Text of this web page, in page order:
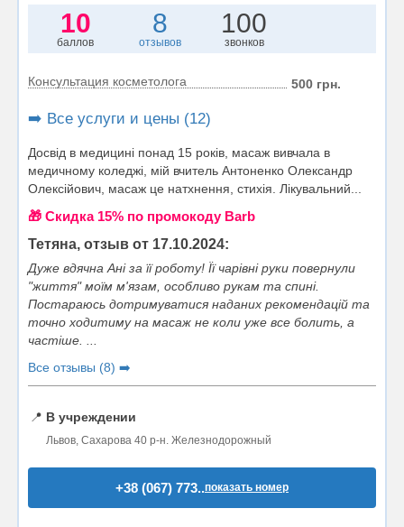
10
баллов
8
отзывов
100
звонков
Консультация косметолога 500 грн.
➡️ Все услуги и цены (12)
Досвід в медицині понад 15 років, масаж вивчала в
медичному коледжі, мій вчитель Антоненко Олександр
Олексійович, масаж це натхнення, стихія. Лікувальний...
🎁 Cкидка 15% по промокоду Barb
Тетяна, отзыв от 17.10.2024:
Дуже вдячна Ані за її роботу! Її чарівні руки повернули
"життя" моїм м'язам, особливо рукам та спині.
Постараюсь дотримуватися наданих рекомендацій та
точно ходитиму на масаж не коли уже все болить, а
частіше. ...
Все отзывы (8) ➡️
📍 В учреждении
Львов, Сахарова 40 р-н. Железнодорожный
+38 (067) 773..показать номер